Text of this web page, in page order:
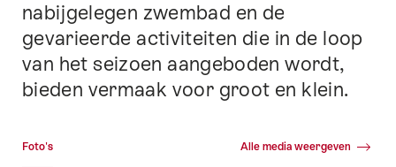
nabijgelegen zwembad en de
gevarieerde activiteiten die in de loop
van het seizoen aangeboden wordt,
bieden vermaak voor groot en klein.
Foto's Alle media weergeven